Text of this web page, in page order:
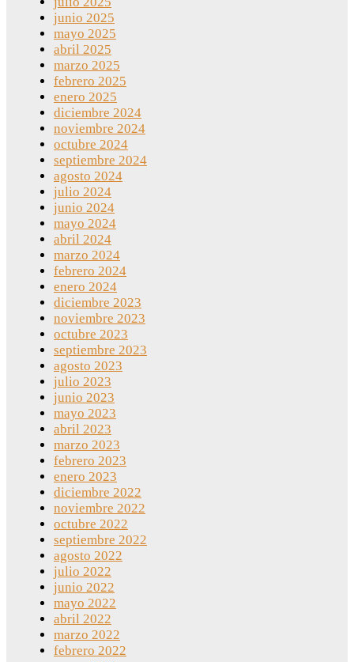
junio 2025
mayo 2025
abril 2025
marzo 2025
febrero 2025
enero 2025
diciembre 2024
noviembre 2024
octubre 2024
septiembre 2024
agosto 2024
julio 2024
junio 2024
mayo 2024
abril 2024
marzo 2024
febrero 2024
enero 2024
diciembre 2023
noviembre 2023
octubre 2023
septiembre 2023
agosto 2023
julio 2023
junio 2023
mayo 2023
abril 2023
marzo 2023
febrero 2023
enero 2023
diciembre 2022
noviembre 2022
octubre 2022
septiembre 2022
agosto 2022
julio 2022
junio 2022
mayo 2022
abril 2022
marzo 2022
febrero 2022